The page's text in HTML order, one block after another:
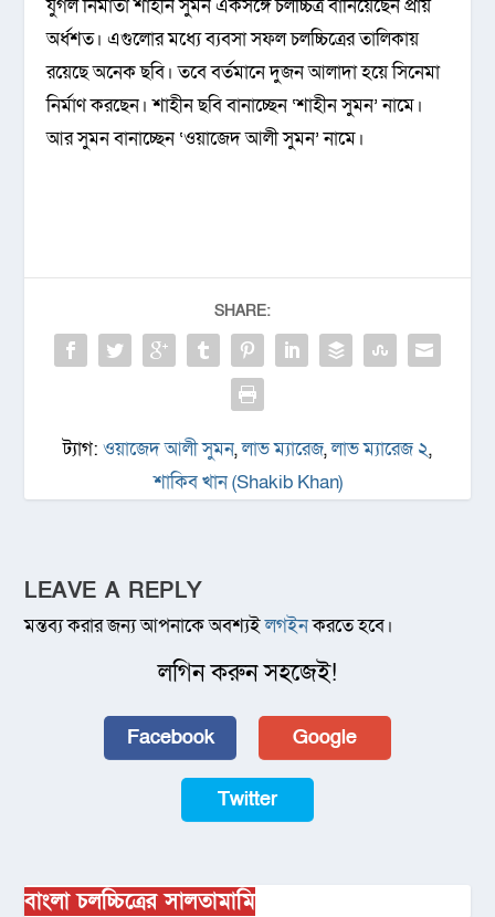
যুগল নির্মাতা শাহীন সুমন একসঙ্গে চলচ্চিত্র বানিয়েছেন প্রায়
অর্ধশত। এগুলোর মধ্যে ব্যবসা সফল চলচ্চিত্রের তালিকায়
রয়েছে অনেক ছবি। তবে বর্তমানে দুজন আলাদা হয়ে সিনেমা
নির্মাণ করছেন। শাহীন ছবি বানাচ্ছেন ‘শাহীন সুমন’ নামে।
আর সুমন বানাচ্ছেন ‘ওয়াজেদ আলী সুমন’ নামে।
SHARE:
ট্যাগ: ওয়াজেদ আলী সুমন,লাভ ম্যারেজ,লাভ ম্যারেজ ২,
শাকিব খান (Shakib Khan)
LEAVE A REPLY
মন্তব্য করার জন্য আপনাকে অবশ্যইলগইনকরতে হবে।
লগিন করুন সহজেই!
Facebook Google
Twitter
বাংলা চলচ্চিত্রের সালতামামি